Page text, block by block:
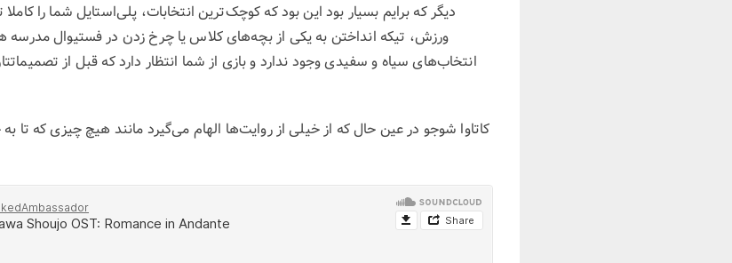
دیگر که برایم بسیار بود این بود که کوچک‌ترین انتخابات، پلی‌استایل شما را
ورزش، تیکه انداختن به یکی از بچه‌های کلاس یا چرخ زدن در فستیوال
انتخاب‌های سیاه و سفیدی وجود ندارد و بازی از شما انتظار دارد که قبل از
کاتاوا شوجو در عین حال که از خیلی از روایت‌ها الهام می‌گیرد مانند هیچ چیزی که